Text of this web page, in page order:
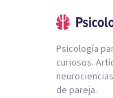
Psicología
curiosos.
de pareja.